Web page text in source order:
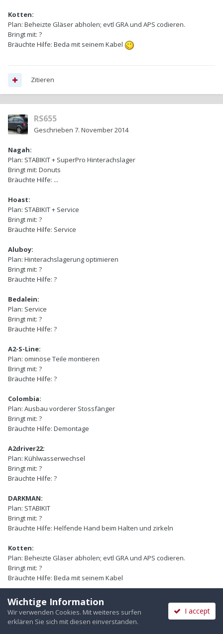
Kotten:
Plan: Beheizte Gläser abholen; evtl GRA und APS codieren.
Bringt mit: ?
Bräuchte Hilfe: Beda mit seinem Kabel
Zitieren
RS655
Geschrieben 7. November 2014
Nagah:
Plan: STABIKIT + SuperPro Hinterachslager
Bringt mit: Donuts
Bräuchte Hilfe: ...
Hoast:
Plan: STABIKIT + Service
Bringt mit: ?
Bräuchte Hilfe: Service
Aluboy:
Plan: Hinterachslagerung optimieren
Bringt mit: ?
Bräuchte Hilfe: ?
Bedalein:
Plan: Service
Bringt mit: ?
Bräuchte Hilfe: ?
A2-S-Line:
Plan: ominöse Teile montieren
Bringt mit: ?
Bräuchte Hilfe: ?
Colombia:
Plan: Ausbau vorderer Stossfänger
Bringt mit: ?
Bräuchte Hilfe: Demontage
A2driver22:
Plan: Kühlwasserwechsel
Bringt mit: ?
Bräuchte Hilfe: ?
DARKMAN:
Plan: STABIKIT
Bringt mit: ?
Bräuchte Hilfe: Helfende Hand beim Halten und zirkeln
Kotten:
Plan: Beheizte Gläser abholen; evtl GRA und APS codieren.
Bringt mit: ?
Bräuchte Hilfe: Beda mit seinem Kabel
RS655:
Plan:Fehler auslesen, auf Verbrennungsaussetzer überprüfen,
Beda bring bitte VCSD mit,
Wichtige Information
Wir verwenden Cookies. Mit weiteres surfen
erklären Sie sich mit diesen einverstanden.
I accept